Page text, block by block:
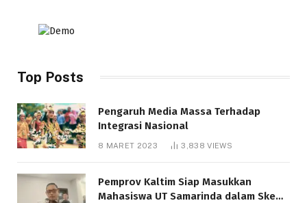
Top Posts
Pengaruh Media Massa Terhadap
Integrasi Nasional
8 MARET 2023 3,838VIEWS
Pemprov Kaltim Siap Masukkan
Mahasiswa UT Samarinda dalam Skema